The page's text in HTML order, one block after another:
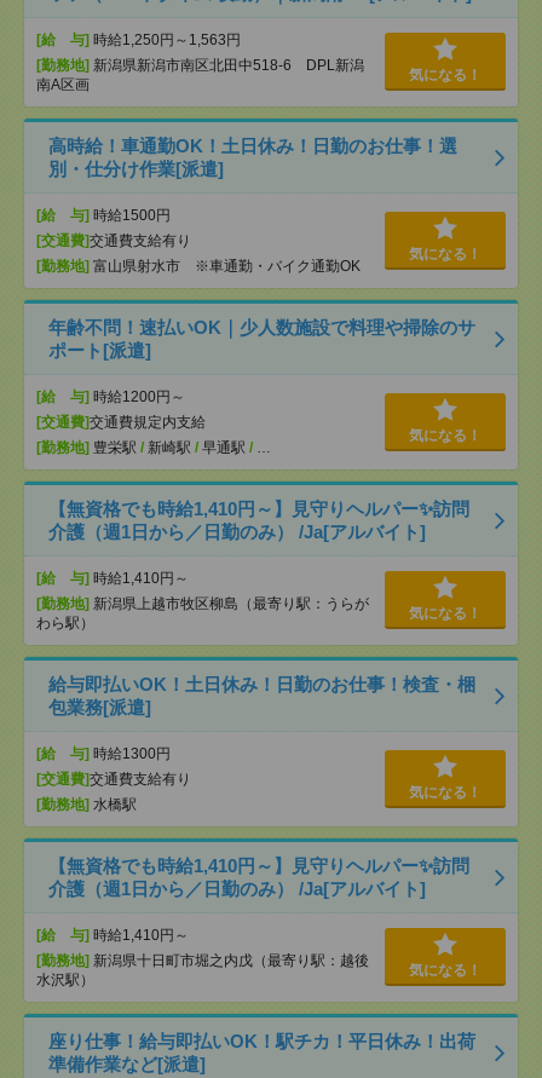
[給 与] 時給1,250円～1,563円
[勤務地] 新潟県新潟市南区北田中518-6 DPL新潟
南A区画
気になる！
高時給！車通勤OK！土日休み！日勤のお仕事！選
別・仕分け作業[派遣]
[給 与] 時給1500円
[交通費]交通費支給有り
[勤務地] 富山県射水市 ※車通勤・バイク通勤OK
気になる！
年齢不問！速払いOK｜少人数施設で料理や掃除のサ
ポート[派遣]
[給 与] 時給1200円～
[交通費]交通費規定内支給
[勤務地] 豊栄駅 / 新崎駅 / 早通駅 / …
気になる！
【無資格でも時給1,410円～】見守りヘルパー✨訪問
介護（週1日から／日勤のみ） /Ja[アルバイト]
[給 与] 時給1,410円～
[勤務地] 新潟県上越市牧区柳島（最寄り駅：うらが
わら駅）
気になる！
給与即払いOK！土日休み！日勤のお仕事！検査・梱
包業務[派遣]
[給 与] 時給1300円
[交通費]交通費支給有り
[勤務地] 水橋駅
気になる！
【無資格でも時給1,410円～】見守りヘルパー✨訪問
介護（週1日から／日勤のみ） /Ja[アルバイト]
[給 与] 時給1,410円～
[勤務地] 新潟県十日町市堀之内戊（最寄り駅：越後
水沢駅）
気になる！
座り仕事！給与即払いOK！駅チカ！平日休み！出荷
準備作業など[派遣]